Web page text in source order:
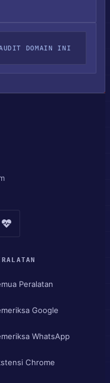
DOMAIN INI
Peralatan
Google
WhatsApp
Chrome